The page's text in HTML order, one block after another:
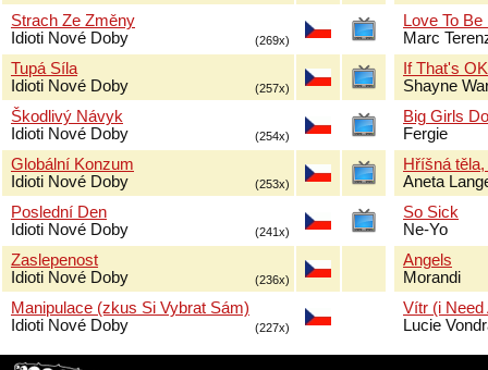
Strach Ze Změny
Idioti Nové Doby
(269x)
Tupá Síla
Idioti Nové Doby
(257x)
Škodlivý Návyk
Idioti Nové Doby
(254x)
Globální Konzum
Idioti Nové Doby
(253x)
Poslední Den
Idioti Nové Doby
(241x)
Zaslepenost
Idioti Nové Doby
(236x)
Manipulace (zkus Si Vybrat Sám)
Idioti Nové Doby
(227x)
Love To
Marc
If That's
Shayne
Big Girls
Fergie
Hříšná
Aneta
So Sick
Ne-Yo
Angels
Morandi
Vítr (i Need
Lucie